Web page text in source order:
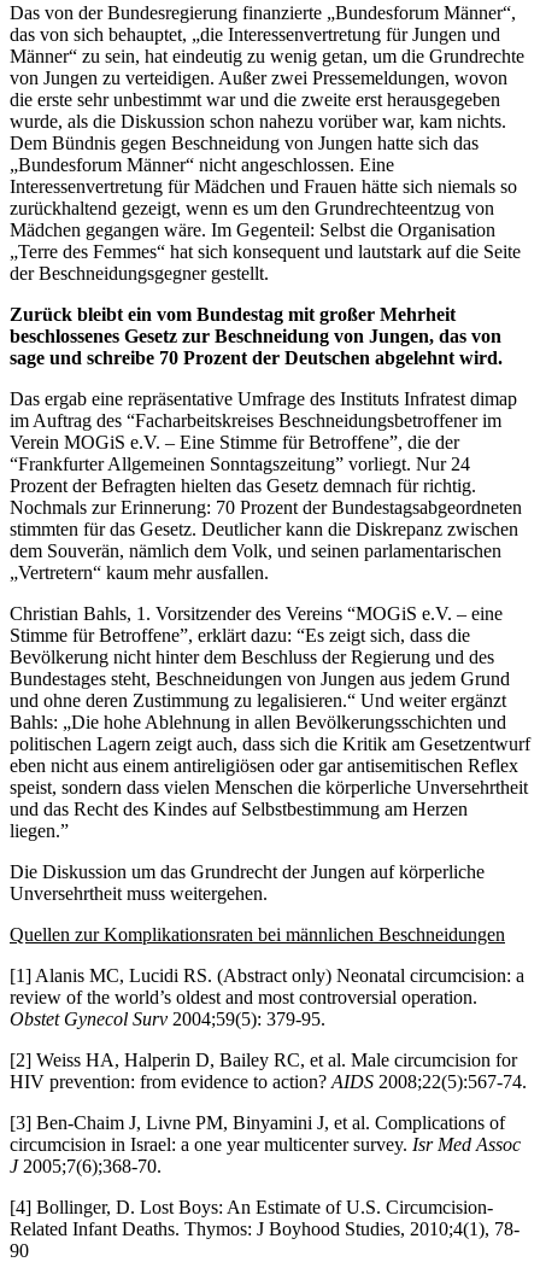
Das von der Bundesregierung finanzierte „Bundesforum Männer“,
das von sich behauptet, „die Interessenvertretung für Jungen und
Männer“ zu sein, hat eindeutig zu wenig getan, um die Grundrechte
von Jungen zu verteidigen. Außer zwei Pressemeldungen, wovon
die erste sehr unbestimmt war und die zweite erst herausgegeben
wurde, als die Diskussion schon nahezu vorüber war, kam nichts.
Dem Bündnis gegen Beschneidung von Jungen hatte sich das
„Bundesforum Männer“ nicht angeschlossen. Eine
Interessenvertretung für Mädchen und Frauen hätte sich niemals so
zurückhaltend gezeigt, wenn es um den Grundrechteentzug von
Mädchen gegangen wäre. Im Gegenteil: Selbst die Organisation
„Terre des Femmes“ hat sich konsequent und lautstark auf die Seite
der Beschneidungsgegner gestellt.
Zurück bleibt ein vom Bundestag mit großer Mehrheit
beschlossenes Gesetz zur Beschneidung von Jungen, das von
sage und schreibe 70 Prozent der Deutschen abgelehnt wird.
Das ergab eine repräsentative Umfrage des Instituts Infratest dimap
im Auftrag des “Facharbeitskreises Beschneidungsbetroffener im
Verein MOGiS e.V. – Eine Stimme für Betroffene”, die der
“Frankfurter Allgemeinen Sonntagszeitung” vorliegt. Nur 24
Prozent der Befragten hielten das Gesetz demnach für richtig.
Nochmals zur Erinnerung: 70 Prozent der Bundestagsabgeordneten
stimmten für das Gesetz. Deutlicher kann die Diskrepanz zwischen
dem Souverän, nämlich dem Volk, und seinen parlamentarischen
„Vertretern“ kaum mehr ausfallen.
Christian Bahls, 1. Vorsitzender des Vereins “MOGiS e.V. – eine
Stimme für Betroffene”, erklärt dazu: “Es zeigt sich, dass die
Bevölkerung nicht hinter dem Beschluss der Regierung und des
Bundestages steht, Beschneidungen von Jungen aus jedem Grund
und ohne deren Zustimmung zu legalisieren.“ Und weiter ergänzt
Bahls: „Die hohe Ablehnung in allen Bevölkerungsschichten und
politischen Lagern zeigt auch, dass sich die Kritik am Gesetzentwurf
eben nicht aus einem antireligiösen oder gar antisemitischen Reflex
speist, sondern dass vielen Menschen die körperliche Unversehrtheit
und das Recht des Kindes auf Selbstbestimmung am Herzen
liegen.”
Die Diskussion um das Grundrecht der Jungen auf körperliche
Unversehrtheit muss weitergehen.
Quellen zur Komplikationsraten bei männlichen Beschneidungen
[1] Alanis MC, Lucidi RS. (Abstract only) Neonatal circumcision: a
review of the world’s oldest and most controversial operation.
Obstet Gynecol Surv 2004;59(5): 379-95.
[2] Weiss HA, Halperin D, Bailey RC, et al. Male circumcision for
HIV prevention: from evidence to action? AIDS 2008;22(5):567-74.
[3] Ben-Chaim J, Livne PM, Binyamini J, et al. Complications of
circumcision in Israel: a one year multicenter survey. Isr Med Assoc
J 2005;7(6);368-70.
[4] Bollinger, D. Lost Boys: An Estimate of U.S. Circumcision-
Related Infant Deaths. Thymos: J Boyhood Studies, 2010;4(1), 78-
90